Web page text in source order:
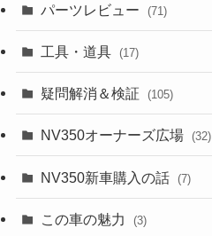
パーツレビュー (71)
工具・道具 (17)
疑問解消＆検証 (105)
NV350オーナーズ広場 (32)
NV350新車購入の話 (7)
この車の魅力 (3)